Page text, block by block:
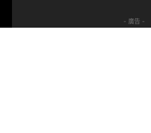
- 廣告 -